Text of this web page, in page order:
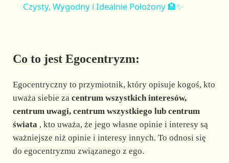
o
Czysty, Wygodny i Idealnie Położony 🏨✨
Co to jest Egocentryzm:
Egocentryczny to przymiotnik, który opisuje kogoś, kto
uważa siebie za centrum wszystkich interesów,
centrum uwagi, centrum wszystkiego lub centrum
świata, kto uważa, że jego własne opinie i interesy są
ważniejsze niż opinie i interesy innych. To odnosi się
do egocentryzmu związanego z ego.